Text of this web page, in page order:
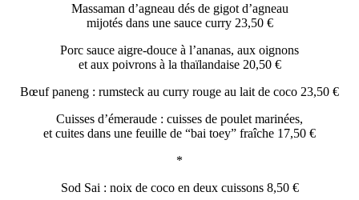
Massaman d’agneau dés de gigot d’agneau
mijotés dans une sauce curry 23,50 €
Porc sauce aigre-douce à l’ananas, aux oignons
et aux poivrons à la thaïlandaise 20,50 €
Bœuf paneng : rumsteck au curry rouge au lait de coco 23,50 €
Cuisses d’émeraude : cuisses de poulet marinées,
et cuites dans une feuille de “bai toey” fraîche 17,50 €
*
Sod Sai : noix de coco en deux cuissons 8,50 €